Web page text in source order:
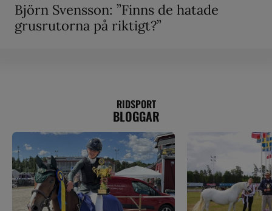
Björn Svensson: ”Finns de hatade
grusrutorna på riktigt?”
RIDSPORT
BLOGGAR